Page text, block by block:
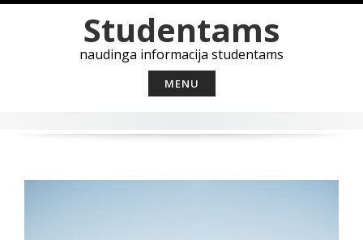
to
content
Studentams
naudinga informacija studentams
MENU